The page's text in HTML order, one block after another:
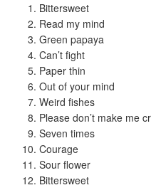
Bittersweet
Read my mind
Green papaya
Can’t fight
Paper thin
Out of your mind
Weird fishes
Please don’t make me
Seven times
Courage
Sour flower
Bittersweet